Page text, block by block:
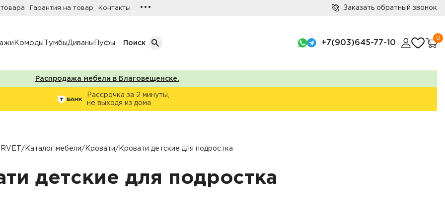
товара Гарантия на товар Контакты ••• Заказать обратный звонок
Комоды ТумбыДиваны Пуфы Поиск +7(903)645-77-10
0
Кол-во дверей
Трехдверные шкафы
Распродажа мебели в Благовещенске.
Рассрочка за 2 минуты,
не выходя из дома
/ Каталог мебели/ Кровати/ Кровати детские для подростка
детские для подростка